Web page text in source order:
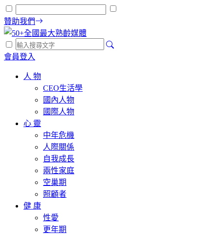
贊助我們
會員登入
人 物
CEO生活學
國內人物
國際人物
心 靈
中年危機
人際關係
自我成長
兩性家庭
空巢期
照顧者
健 康
性愛
更年期